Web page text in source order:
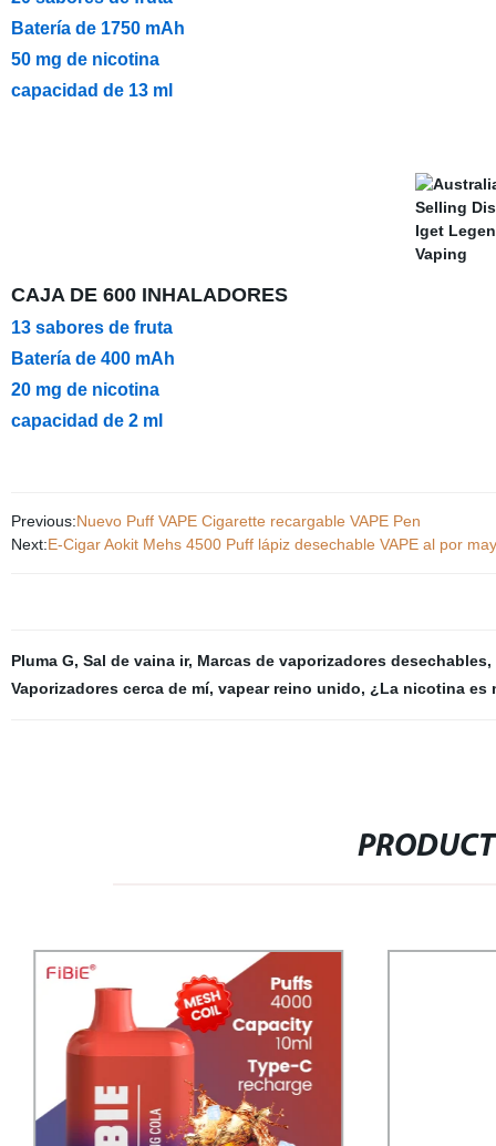
Batería de 1750 mAh
50 mg de nicotina
capacidad de 13 ml
CAJA DE 600 INHALADORES
13 sabores de fruta
Batería de 400 mAh
20 mg de nicotina
capacidad de 2 ml
Previous:Nuevo Puff VAPE Cigarette recargable VAPE Pen
Next:E-Cigar Aokit Mehs 4500 Puff lápiz desechable VAPE al por
Pluma G, Sal de vaina ir, Marcas de vaporizadores desechables,
Vaporizadores cerca de mí, vapear reino unido, ¿La nicotina es